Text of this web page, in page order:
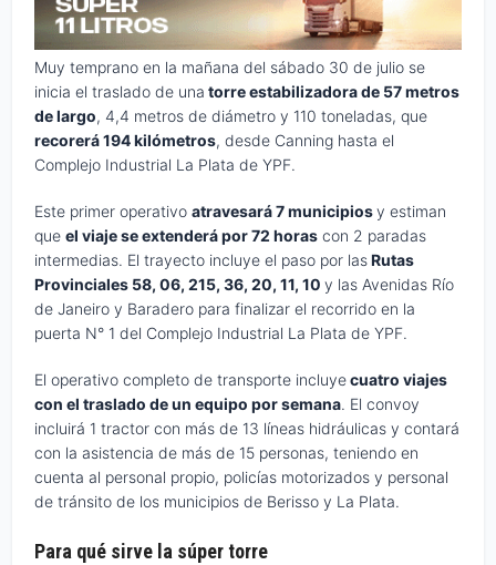
Muy temprano en la mañana del sábado 30 de julio se
inicia el traslado de una torre estabilizadora de 57 metros
de largo, 4,4 metros de diámetro y 110 toneladas, que
recorerá 194 kilómetros, desde Canning hasta el
Complejo Industrial La Plata de YPF.
Este primer operativoatravesará 7 municipiosy estiman
queel viaje se extenderá por 72 horas con 2 paradas
intermedias. El trayecto incluye el paso por lasRutas
Provinciales 58, 06, 215, 36, 20, 11, 10y las Avenidas Río
de Janeiro y Baradero para finalizar el recorrido en la
puerta N° 1 del Complejo Industrial La Plata de YPF.
El operativo completo de transporte incluyecuatro viajes
con el traslado de un equipo por semana. El convoy
incluirá 1 tractor con más de 13 líneas hidráulicas y contará
con la asistencia de más de 15 personas, teniendo en
cuenta al personal propio, policías motorizados y personal
de tránsito de los municipios de Berisso y La Plata.
Para qué sirve la súper torre